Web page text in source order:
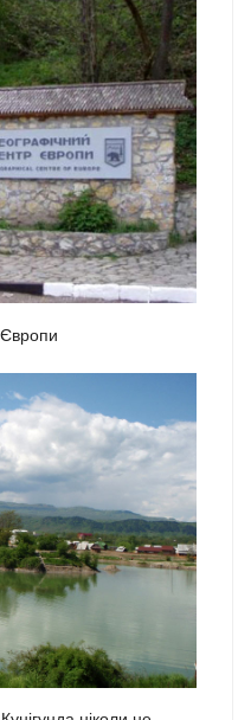
Європи